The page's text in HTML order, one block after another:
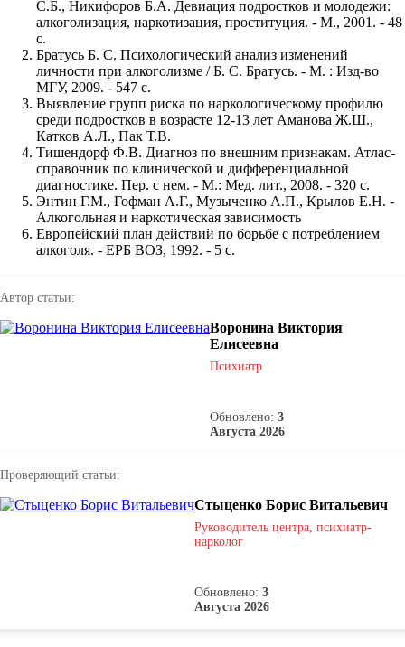
С.Б., Никифоров Б.А. Девиация подростков и молодежи:
алкоголизация, наркотизация, проституция. - М., 2001. - 48
с.
Братусь Б. С. Психологический анализ изменений
личности при алкоголизме / Б. С. Братусь. - М. : Изд-во
МГУ, 2009. - 547 с.
Выявление групп риска по наркологическому профилю
среди подростков в возрасте 12-13 лет Аманова Ж.Ш.,
Катков А.Л., Пак Т.В.
Тишендорф Ф.В. Диагноз по внешним признакам. Атлас-
справочник по клинической и дифференциальной
диагностике. Пер. с нем. - М.: Мед. лит., 2008. - 320 с.
Энтин Г.М., Гофман А.Г., Музыченко А.П., Крылов Е.Н. -
Алкогольная и наркотическая зависимость
Европейский план действий по борьбе с потреблением
алкоголя. - ЕРБ ВОЗ, 1992. - 5 с.
Автор статьи:
Воронина Виктория
Елисеевна
Психиатр
Обновлено: 3
Августа 2026
Проверяющий статьи:
Стыценко Борис Витальевич
Руководитель центра, психиатр-
нарколог
Обновлено: 3
Августа 2026